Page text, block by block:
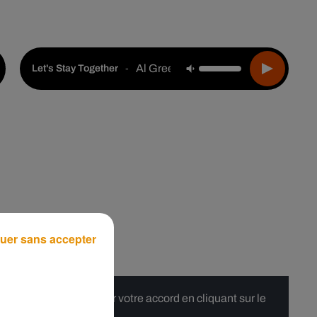
Let's Stay Together - Al Green
de nous donner votre accord en cliquant sur le
sans accepter